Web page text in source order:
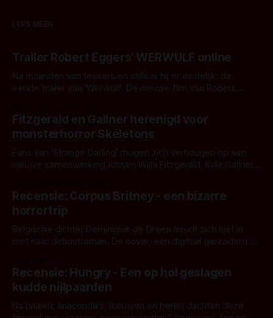
LEES MEER
Trailer Robert Eggers' WERWULF online
Na maanden van teasers en stills is hij er eindelijk: de
eerste trailer van 'Werwulf'. De nieuwe film van Robert
kille stijl vol folklore en mythe. Het topic deze keer is (kon
het het al raden?)... de weerwolf. Kijk je mee?
Fitzgerald en Gallner herenigd voor
monsterhorror Skeletons
Fans van 'Strange Darling' mogen zich verheugen op een
nieuwe samenwerking tussen Willa Fitzgerald, Kyle Gallner
'Skeletons', een nieuwe creature feature waarvoor de
opnames zijn gestart in Australië.
Recensie: Corpus Britney - een bizarre
horrortrip
Belgische dichter Dominique de Groen houdt zich niet in
met haar debuutroman. De cover, een digitaal gerenderd en
achtergrond, belooft iets kleurrijks maar onheilspellends,
iets ongrijpbaars. En dat maakt De Groen met ieder woord
waar.
Recensie: Hungry - Een op hol geslagen
kudde nijlpaarden
Na haaien, anaconda's, leeuwen en beren dachten deze